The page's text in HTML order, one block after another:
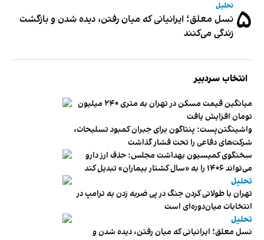
۵ تحلیل
نسل معلق؛ ایرانیانی که میان رفتن، دیده شدن و بازگشت
زندگی می‌کنند
انتخاب سردبیر
میانگین قیمت مسکن در تهران به متری ۲۴۰ میلیون
تومان افزایش یافت
واشینگتن‌پست: پنتاگون برای جبران کمبود تسلیحات،
شرکت‌های دفاعی را تحت فشار گذاشت
سخنگوی کمیسیون بهداشت مجلس: حذف ارز دارو
می‌تواند ۱۴۰۶ را به «سال کشتار بیماران» تبدیل کند
تحلیل
تهران با طولانی کردن جنگ در پی ضربه زدن به ترامپ در
انتخابات میان‌دوره‌ای است
تحلیل
نسل معلق؛ ایرانیانی که میان رفتن، دیده شدن و